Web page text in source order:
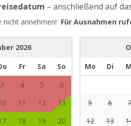
– anschließend auf
nicht annehmen! Für Ausnahmen
2026
Fr Sa
So
3 4 5
6
11 12
13
18 19
20
Mo
Di
5
6
12
13